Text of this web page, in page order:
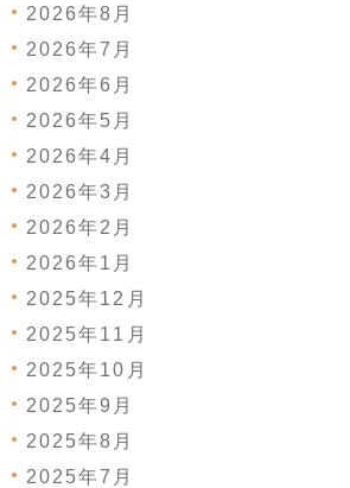
2026年8月
2026年7月
2026年6月
2026年5月
2026年4月
2026年3月
2026年2月
2026年1月
2025年12月
2025年11月
2025年10月
2025年9月
2025年8月
2025年7月